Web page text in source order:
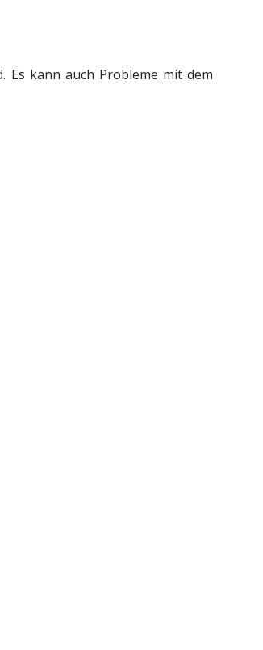
Es kann auch Probleme mit dem